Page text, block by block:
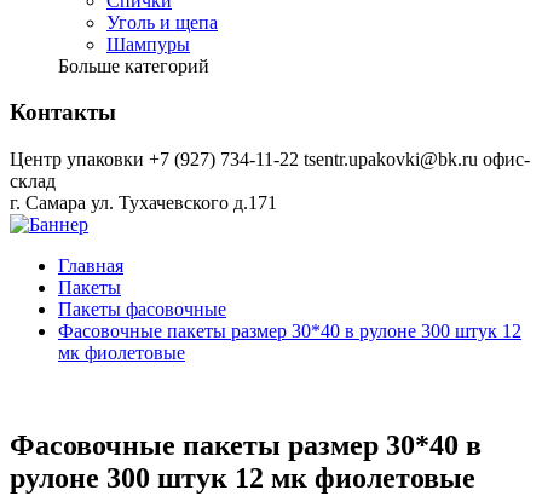
Уголь и щепа
Шампуры
Больше категорий
Контакты
Центр упаковки +7 (927) 734-11-22 tsentr.upakovki@bk.ru офис-
склад
г. Самара ул. Тухачевского д.171
Главная
Пакеты
Пакеты фасовочные
Фасовочные пакеты размер 30*40 в рулоне 300 штук 12
мк фиолетовые
Фасовочные пакеты размер 30*40 в
рулоне 300 штук 12 мк фиолетовые